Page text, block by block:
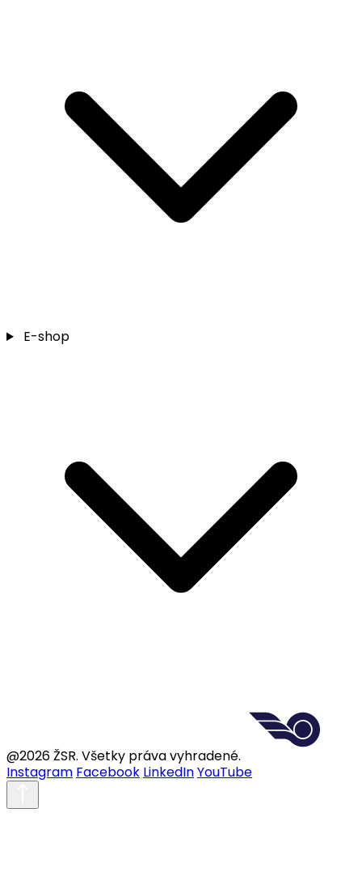
E-shop
@2026 ŽSR. Všetky práva vyhradené.
Instagram Facebook LinkedInYouTube